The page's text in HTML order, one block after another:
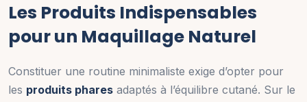
Les Produits Indispensables
pour un Maquillage Naturel
Constituer une routine minimaliste exige d’opter pour
les produits phares adaptés à l’équilibre cutané. Sur le